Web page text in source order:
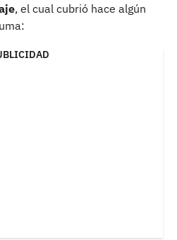
, el cual cubrió hace algún